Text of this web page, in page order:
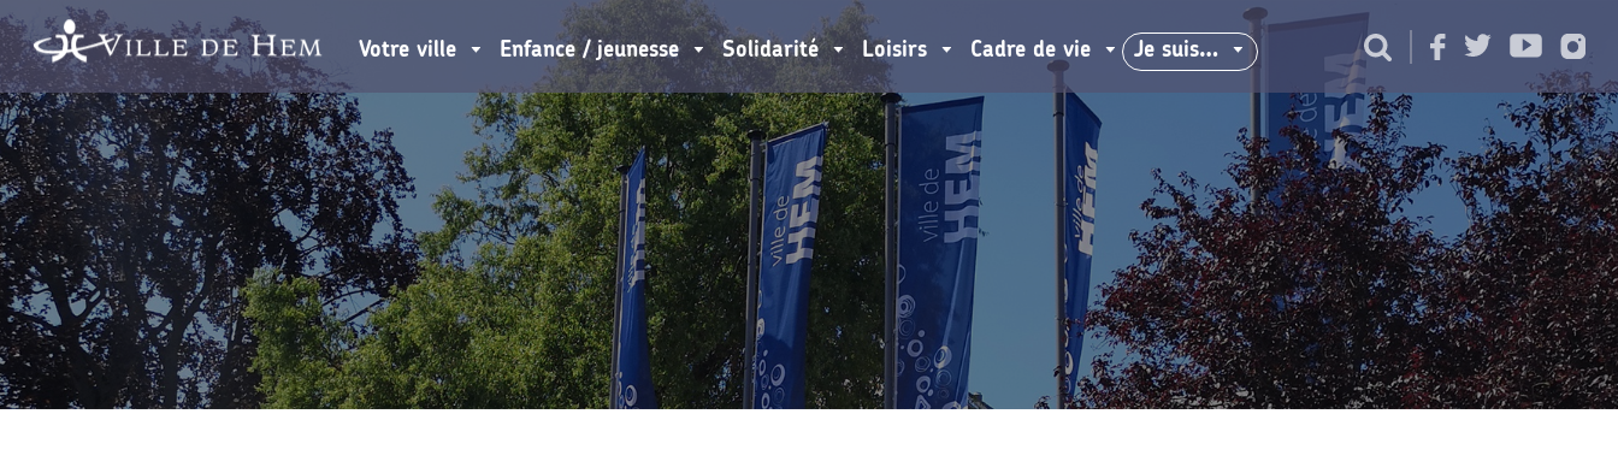
Votre ville Enfance / jeunesse Solidarité Loisirs Cadre de vie Je suis…